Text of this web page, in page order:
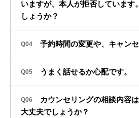
いますが、本人が拒否しています
しょうか？
Q04 予約時間の変更や、キャン
Q05 うまく話せるか心配です。
Q06
カウンセリングの相談内容
大丈夫でしょうか？